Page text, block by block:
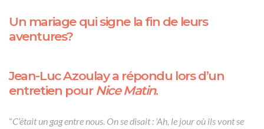
Un mariage qui signe la fin de leurs
aventures?
Jean-Luc Azoulay a répondu lors d’un
entretien pour Nice Matin.
“C’était un gag entre nous. On se disait : ‘Ah, le jour où ils vont se